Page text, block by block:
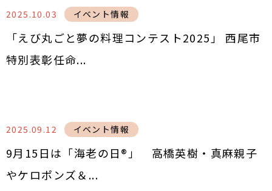
「えび丸ごと夢の料理コンテスト2025」 西尾市
特別表彰任命...
2025.10.03 イベント情報
9月15日は「海老の日®」 高橋英樹・真麻親子
やケロポンズ＆...
2025.09.12 イベント情報